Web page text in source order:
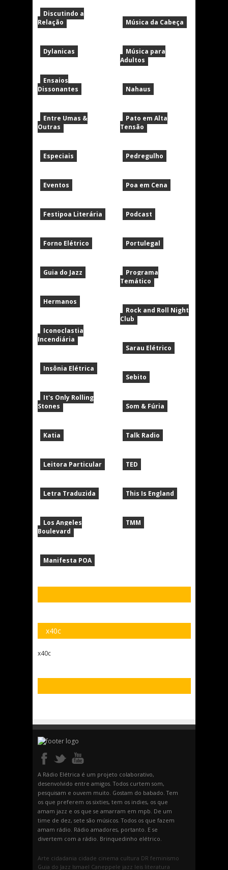
Discutindo a
Relação
Dylanicas
Ensaios
Dissonantes
Entre Umas &
Outras
Especiais
Eventos
Festipoa Literária
Forno Elétrico
Guia do Jazz
Hermanos
Iconoclastia
Incendiária
Insônia Elétrica
It's Only Rolling
Stones
Katia
Leitora Particular
Letra Traduzida
Los Angeles
Boulevard
Manifesta POA
Música da Cabeça
Música para
Adultos
Nahaus
Pato em Alta
Tensão
Pedregulho
Poa em Cena
Podcast
Portulegal
Programa
Temático
Rock and Roll Night
Club
Sarau Elétrico
Sebito
Som & Fúria
Talk Radio
TED
This Is England
TMM
x40c
x40c
A Rádio Elétrica é um projeto colaborativo,
desenvolvido entre amigos. Todos curtem som,
pesquisam e ouvem muito. Gostam do babado. Tem
os que preferem os sixties, tem os indies, os que
amam jazz e os que se amarram em mpb. De um
time de dez, sete são músicos. Todos os que fazem
amam rádio. Rádio amadores, portanto. E se
divertem com a rádio. Brinquedinho elétrico.
Arte cidadania cidade cinema cultura DR feminismo
Guia do Jazz Ismael Caneppele jazz leis literatura